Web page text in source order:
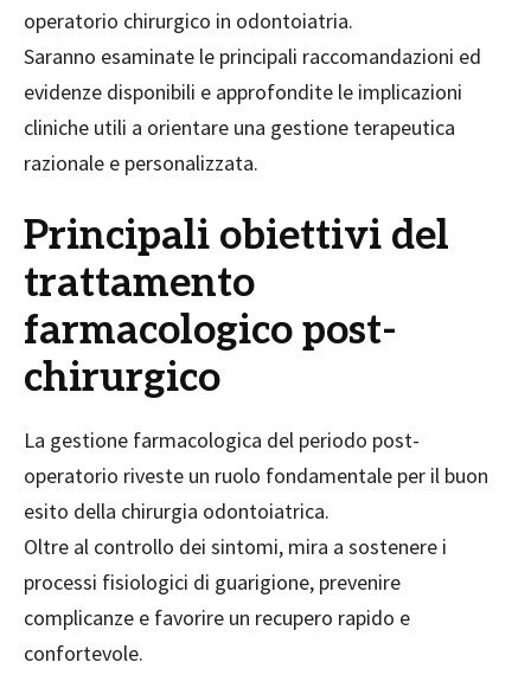
operatorio chirurgico in odontoiatria.
Saranno esaminate le principali raccomandazioni ed
evidenze disponibili e approfondite le implicazioni
cliniche utili a orientare una gestione terapeutica
razionale e personalizzata.
Principali obiettivi del
trattamento
farmacologico post-
chirurgico
La gestione farmacologica del periodo post-
operatorio riveste un ruolo fondamentale per il buon
esito della chirurgia odontoiatrica.
Oltre al controllo dei sintomi, mira a sostenere i
processi fisiologici di guarigione, prevenire
complicanze e favorire un recupero rapido e
confortevole.